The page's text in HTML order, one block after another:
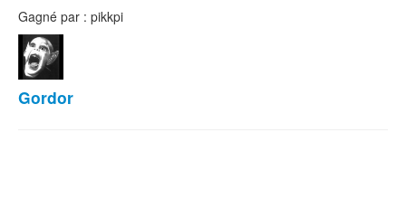
Gagné par : pikkpi
Gordor